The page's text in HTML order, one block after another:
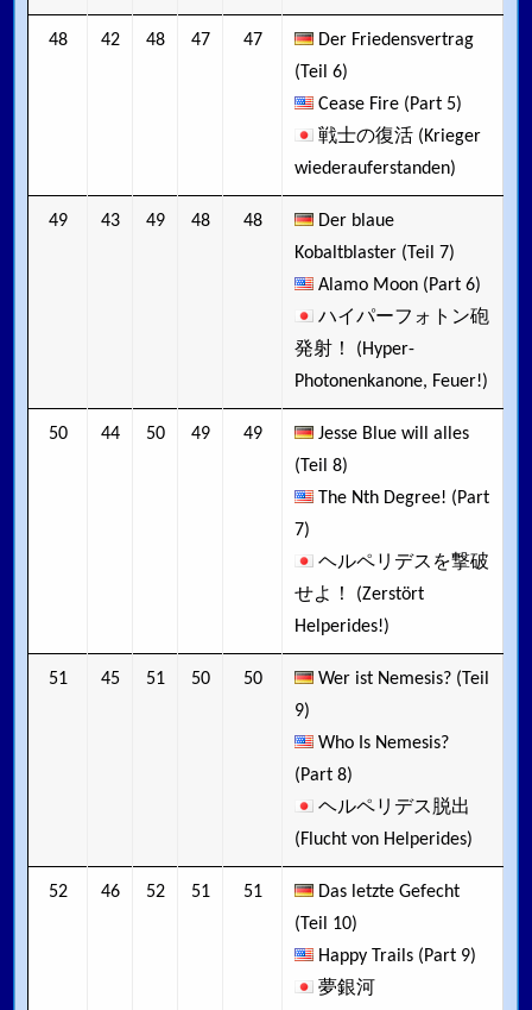
48 42 48 47 47
Der Friedensvertrag
(Teil 6)
Cease Fire (Part 5)
戦士の復活 (Krieger
wiederauferstanden)
49 43 49 48 48
Der blaue
Kobaltblaster (Teil 7)
Alamo Moon (Part 6)
ハイパーフォトン砲
発射！ (Hyper-
Photonenkanone, Feuer!)
50 44 50 49 49
Jesse Blue will alles
(Teil 8)
The Nth Degree! (Part
7)
ヘルペリデスを撃破
せよ！ (Zerstört
Helperides!)
51 45 51 50 50
Wer ist Nemesis? (Teil
9)
Who Is Nemesis?
(Part 8)
ヘルペリデス脱出
(Flucht von Helperides)
52 46 52 51 51
Das letzte Gefecht
(Teil 10)
Happy Trails (Part 9)
夢銀河